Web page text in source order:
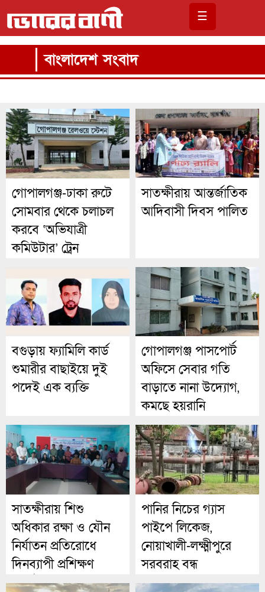
☰
বাংলাদেশ সংবাদ
গোপালগঞ্জ-ঢাকা রুটে
সোমবার থেকে চলাচল
করবে ‘অভিযাত্রী
কমিউটার’ ট্রেন
সাতক্ষীরায় আন্তর্জাতিক
আদিবাসী দিবস পালিত
বগুড়ায় ফ্যামিলি কার্ড
শুমারীর বাছাইয়ে দুই
পদেই এক ব্যক্তি
গোপালগঞ্জ পাসপোর্ট
অফিসে সেবার গতি
বাড়াতে নানা উদ্যোগ,
কমছে হয়রানি
সাতক্ষীরায় শিশু
অধিকার রক্ষা ও যৌন
নির্যাতন প্রতিরোধে
দিনব্যাপী প্রশিক্ষণ
অনুষ্ঠিত
পানির নিচের গ্যাস
পাইপে লিকেজ,
নোয়াখালী-লক্ষ্মীপুরে
সরবরাহ বন্ধ